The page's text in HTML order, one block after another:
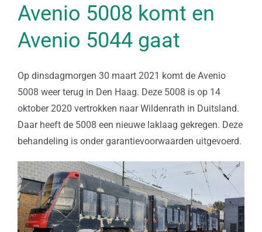
Avenio 5008 komt en
Avenio 5044 gaat
Op dinsdagmorgen 30 maart 2021 komt de Avenio
5008 weer terug in Den Haag. Deze 5008 is op 14
oktober 2020 vertrokken naar Wildenrath in Duitsland.
Daar heeft de 5008 een nieuwe laklaag gekregen. Deze
behandeling is onder garantievoorwaarden uitgevoerd.